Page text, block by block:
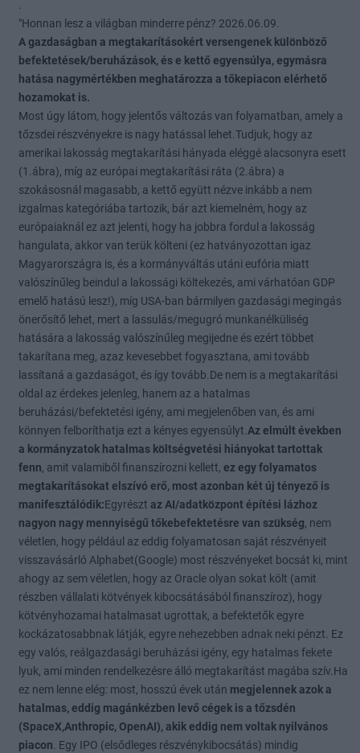
.
"Honnan lesz a világban minderre pénz? 2026.06.09.
A gazdaságban a megtakarításokért versengenek különböző
befektetések/beruházások, és e kettő egyensúlya, egymásra
hatása nagymértékben meghatározza a tőkepiacon elérhető
hozamokat is.
Most úgy látom, hogy jelentős változás van folyamatban, amely a
tőzsdei részvényekre is nagy hatással lehet.Tudjuk, hogy az
amerikai lakosság megtakarítási hányada eléggé alacsonyra esett
(1.ábra), míg az európai megtakarítási ráta (2.ábra) a
szokásosnál magasabb, a kettő együtt nézve inkább a nem
izgalmas kategóriába tartozik, bár azt kiemelném, hogy az
európaiaknál ez azt jelenti, hogy ha jobbra fordul a lakosság
hangulata, akkor van terük költeni (ez hatványozottan igaz
Magyarországra is, és a kormányváltás utáni eufória miatt
valószínűleg beindul a lakossági költekezés, ami várhatóan GDP
emelő hatású lesz!), míg USA-ban bármilyen gazdasági megingás
önerősítő lehet, mert a lassulás/megugró munkanélküliség
hatására a lakosság valószínűleg megijedne és ezért többet
takarítana meg, azaz kevesebbet fogyasztana, ami tovább
lassítaná a gazdaságot, és így tovább.De nem is a megtakarítási
oldal az érdekes jelenleg, hanem az a hatalmas
beruházási/befektetési igény, ami megjelenőben van, és ami
könnyen felboríthatja ezt a kényes egyensúlyt.Az elmúlt években
a kormányzatok hatalmas költségvetési hiányokat tartottak
fenn, amit valamiből finanszírozni kellett, ez egy folyamatos
megtakarításokat elszívó erő, most azonban két új tényező is
manifesztálódik:Egyrészt az AI/adatközpont építési lázhoz
nagyon nagy mennyiségű tőkebefektetésre van szükség, nem
véletlen, hogy például az eddig folyamatosan saját részvényeit
visszavásárló Alphabet(Google) most részvényeket bocsát ki, mint
ahogy az sem véletlen, hogy az Oracle olyan sokat költ (amit
részben vállalati kötvények kibocsátásából finanszíroz), hogy
kötvényhozamai hatalmasat ugrottak, a befektetők egyre
kockázatosabbnak látják, egyre nehezebben adnak neki pénzt. Ez
egy valós, reálgazdasági beruházási igény, egy hatalmas fekete
lyuk, ami minden rendelkezésre álló megtakarítást magába szív.Ha
ez nem lenne elég: most, hosszú évek után megjelennek azok a
hatalmas, eddig magánkézben levő cégek is a tőzsdén
(SpaceX,Anthropic, OpenAI), akik eddig nem voltak nyilvános
piacon. Egy IPO (elsődleges részvénykibocsátás) mindig